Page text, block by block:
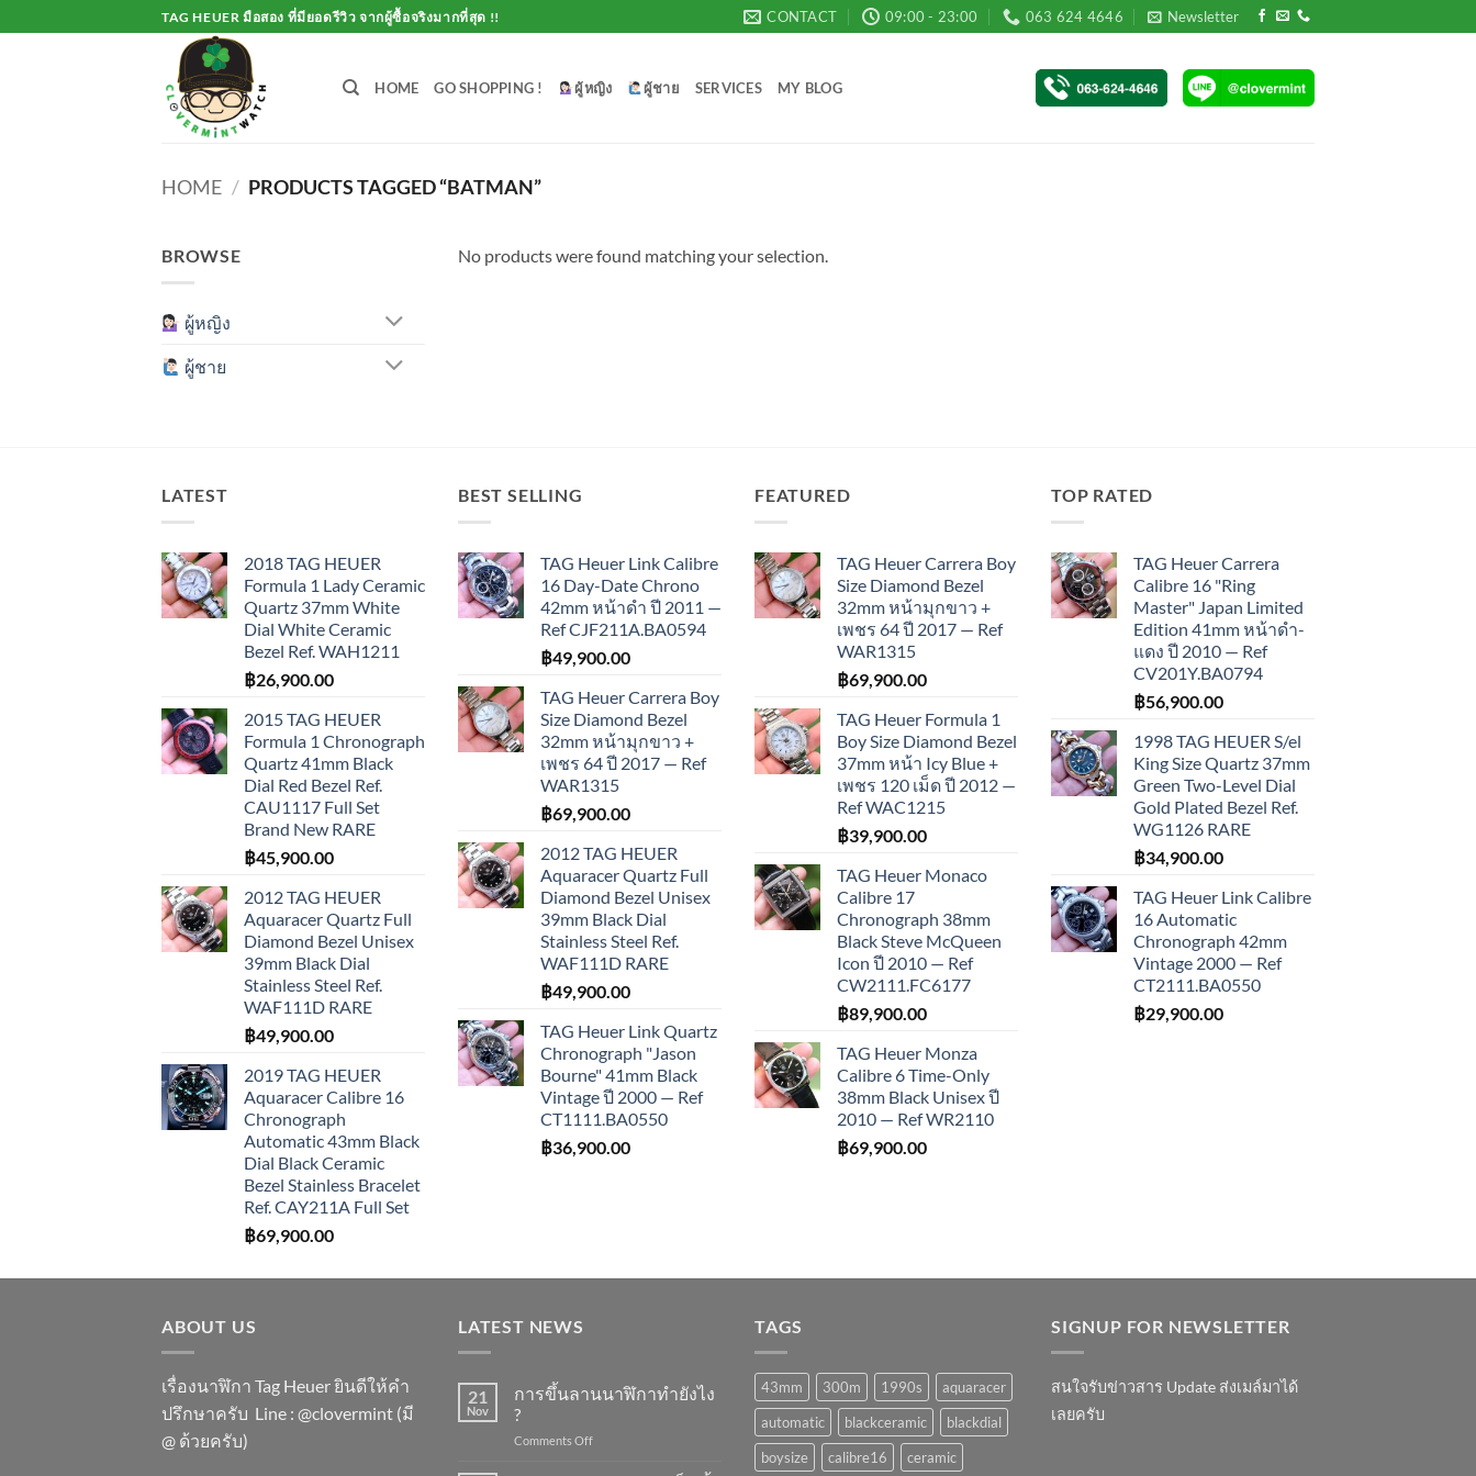
to
TAG HEUER มือสอง ที่มียอดรีวิว จากผู้ซื้อจริงมากที่สุด !! CONTACT 09:00 - 23:00 063 624 4646 Newsletter
HOME GO SHOPPING ! ผู้หญิง ผู้ชาย SERVICES MY BLOG
HOME / PRODUCTS TAGGED “BATMAN”
BROWSE
ผู้หญิง
ผู้ชาย
No products were found matching your selection.
LATEST
2018 TAG HEUER
Formula 1 Lady Ceramic
Quartz 37mm White
Dial White Ceramic
Bezel Ref. WAH1211
฿26,900.00
2015 TAG HEUER
Formula 1 Chronograph
Quartz 41mm Black
Dial Red Bezel Ref.
CAU1117 Full Set
Brand New RARE
฿45,900.00
2012 TAG HEUER
Aquaracer Quartz Full
Diamond Bezel Unisex
39mm Black Dial
Stainless Steel Ref.
WAF111D RARE
฿49,900.00
2019 TAG HEUER
Aquaracer Calibre 16
Chronograph
Automatic 43mm Black
Dial Black Ceramic
Bezel Stainless Bracelet
Ref. CAY211A Full Set
฿69,900.00
BEST SELLING
TAG Heuer Link Calibre
16 Day-Date Chrono
42mm หน้าดำ ปี 2011 —
Ref CJF211A.BA0594
฿49,900.00
TAG Heuer Carrera Boy
Size Diamond Bezel
32mm หน้ามุกขาว +
เพชร 64 ปี 2017 — Ref
WAR1315
฿69,900.00
2012 TAG HEUER
Aquaracer Quartz Full
Diamond Bezel Unisex
39mm Black Dial
Stainless Steel Ref.
WAF111D RARE
฿49,900.00
TAG Heuer Link Quartz
Chronograph "Jason
Bourne" 41mm Black
Vintage ปี 2000 — Ref
CT1111.BA0550
฿36,900.00
FEATURED
TAG Heuer Carrera Boy
Size Diamond Bezel
32mm หน้ามุกขาว +
เพชร 64 ปี 2017 — Ref
WAR1315
฿69,900.00
TAG Heuer Formula 1
Boy Size Diamond Bezel
37mm หน้า Icy Blue +
เพชร 120 เม็ด ปี 2012 —
Ref WAC1215
฿39,900.00
TAG Heuer Monaco
Calibre 17
Chronograph 38mm
Black Steve McQueen
Icon ปี 2010 — Ref
CW2111.FC6177
฿89,900.00
TAG Heuer Monza
Calibre 6 Time-Only
38mm Black Unisex ปี
2010 — Ref WR2110
฿69,900.00
TOP RATED
TAG Heuer Carrera
Calibre 16 "Ring
Master" Japan Limited
Edition 41mm หน้าดำ-
แดง ปี 2010 — Ref
CV201Y.BA0794
฿56,900.00
1998 TAG HEUER S/el
King Size Quartz 37mm
Green Two-Level Dial
Gold Plated Bezel Ref.
WG1126 RARE
฿34,900.00
TAG Heuer Link Calibre
16 Automatic
Chronograph 42mm
Vintage 2000 — Ref
CT2111.BA0550
฿29,900.00
ABOUT US
เรื่องนาฬิกา Tag Heuer ยินดีให้คำ
ปรึกษาครับ ​Line : @clovermint (มี
@ ด้วยครับ)
LATEST NEWS
21
Nov
การขึ้นลานนาฬิกาทำยังไง
?
Comments Offon
TAGS
43mm 300m 1990s
aquaracer
automatic
blackceramic
blackdial
boysize
calibre16
ceramic
SIGNUP FOR NEWSLETTER
สนใจรับข่าวสาร Update ส่งเมล์มาได้
เลยครับ